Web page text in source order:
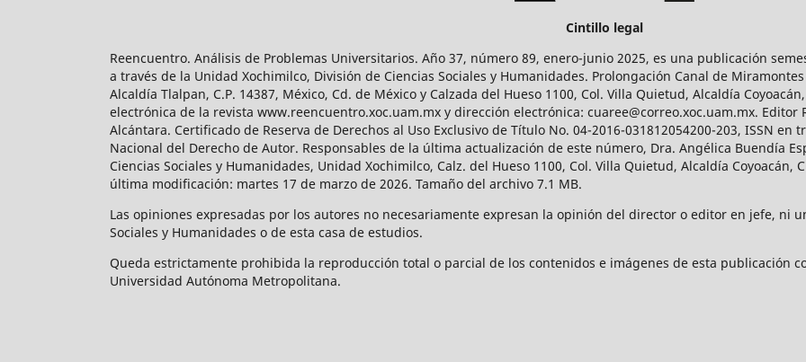
Cintillo legal
Reencuentro. Análisis de Problemas Universitarios. Año 37, número 89, enero-junio 2025, es una publicación
a través de la Unidad Xochimilco, División de Ciencias Sociales y Humanidades. Prolongación Canal de Miramontes
Alcaldía Tlalpan, C.P. 14387, México, Cd. de México y Calzada del Hueso 1100, Col. Villa Quietud, Alcaldía
electrónica de la revista www.reencuentro.xoc.uam.mx y dirección electrónica: cuaree@correo.xoc.uam.mx. Editor
Alcántara. Certificado de Reserva de Derechos al Uso Exclusivo de Título No. 04-2016-031812054200-203, ISSN
Nacional del Derecho de Autor. Responsables de la última actualización de este número, Dra. Angélica Buendía
Ciencias Sociales y Humanidades, Unidad Xochimilco, Calz. del Hueso 1100, Col. Villa Quietud, Alcaldía Coyoacán,
última modificación: martes 17 de marzo de 2026. Tamaño del archivo 7.1 MB.
Las opiniones expresadas por los autores no necesariamente expresan la opinión del director o editor en jefe, ni
Sociales y Humanidades o de esta casa de estudios.
Queda estrictamente prohibida la reproducción total o parcial de los contenidos e imágenes de esta publicación
Universidad Autónoma Metropolitana.